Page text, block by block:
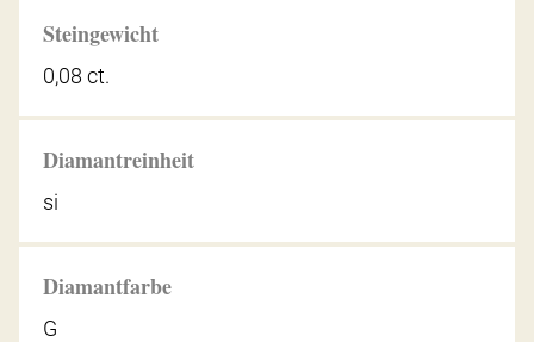
Steingewicht
0,08 ct.
Diamantreinheit
si
Diamantfarbe
G